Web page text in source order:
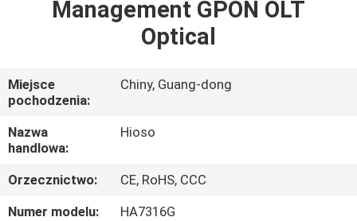
PRODUKTY
NAS
WYCIECZKA
PO
FABRYCE
Management GPON OLT
Optical
Miejsce
pochodzenia:
Chiny, Guang-dong
Nazwa
handlowa:
Hioso
Orzecznictwo:
CE, RoHS, CCC
Numer modelu:
HA7316G